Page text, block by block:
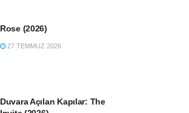
Rose (2026)
27 TEMMUZ 2026
Duvara Açılan Kapılar: The